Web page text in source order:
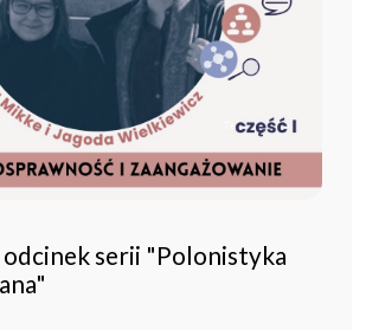
serii "Polonistyka